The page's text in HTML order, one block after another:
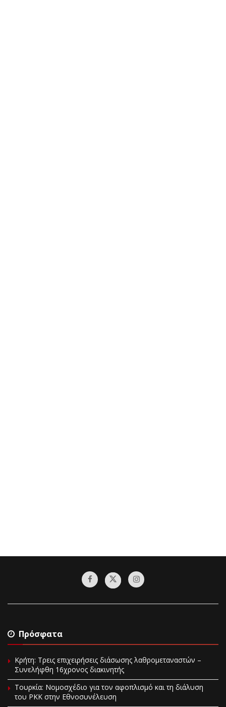
Πρόσφατα
Κρήτη: Τρεις επιχειρήσεις διάσωσης λαθρομεταναστών –
Συνελήφθη 16χρονος διακινητής
Τουρκία: Νομοσχέδιο για τον αφοπλισμό και τη διάλυση
του PKK στην Εθνοσυνέλευση